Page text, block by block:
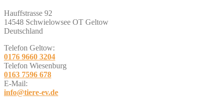
Hauffstrasse 92
14548 Schwielowsee OT Geltow
Deutschland
Telefon Geltow:
0176 9660 3204
Telefon Wiesenburg
0163 7596 678
E-Mail:
info@tiere-ev.de